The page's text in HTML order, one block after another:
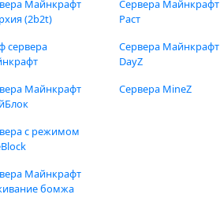
Майнкрафт
(2b2t)
сервера
Майнкрафт
с режимом
Майнкрафт
бомжа
Сервера Майнкрафт
Раст
Сервера Майнкрафт
DayZ
Сервера MineZ